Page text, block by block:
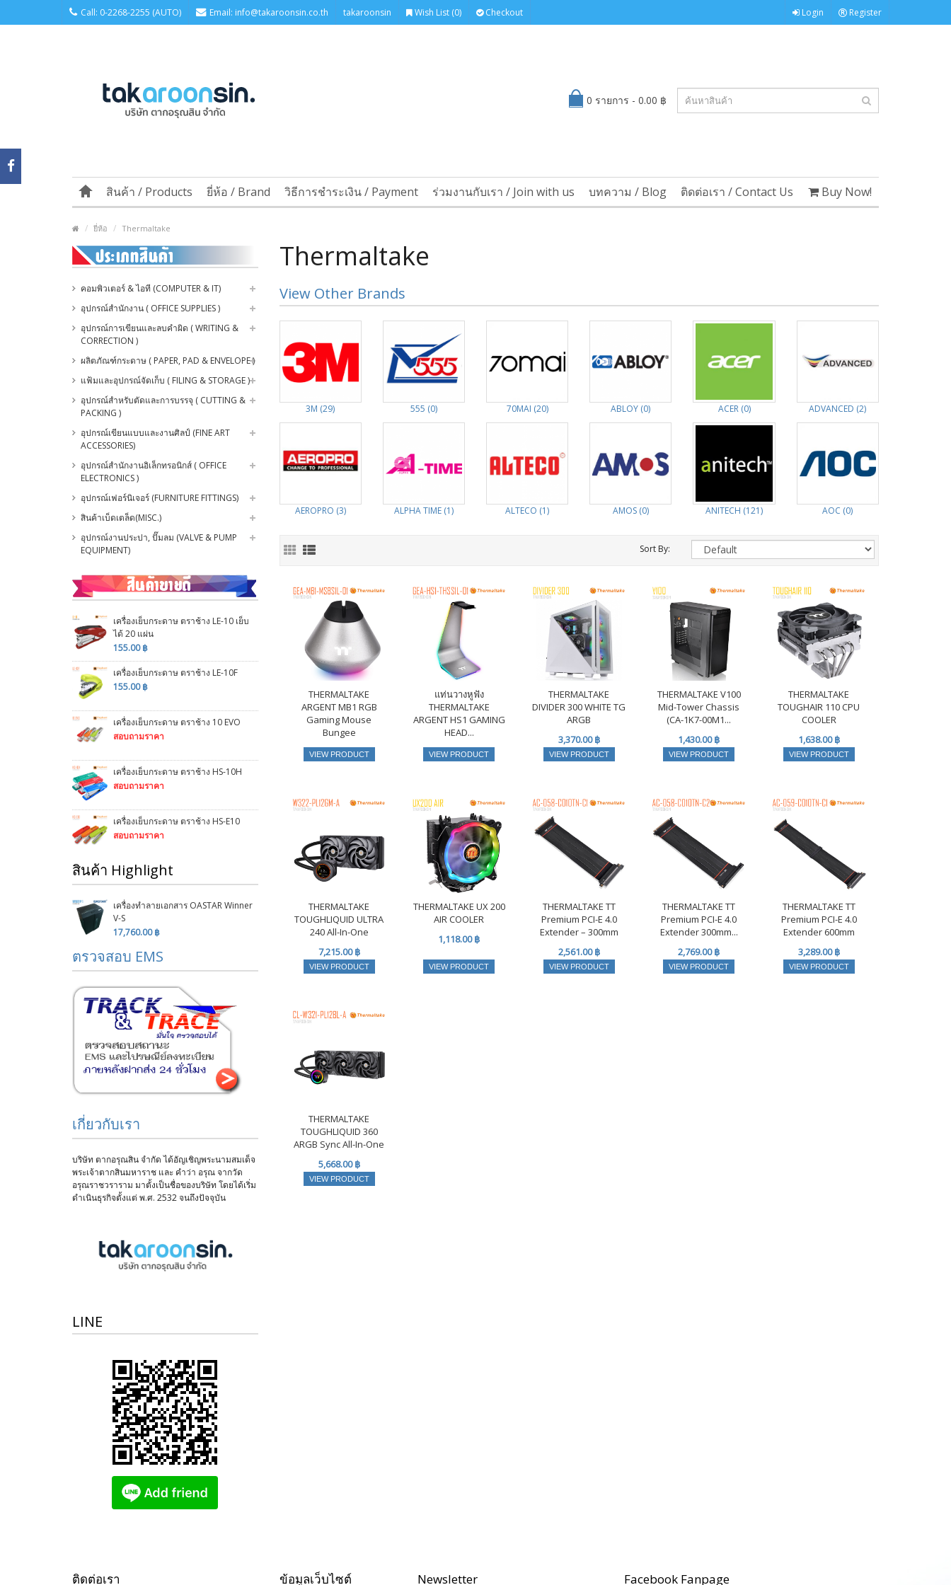
Call: 0-2268-2255 (AUTO) Email: info@takaroonsin.co.th takaroonsin Wish List (0) Checkout Login Register
0 รายการ - 0.00 ฿
สินค้า / Products ยี่ห้อ / Brand วิธีการชำระเงิน / Payment ร่วมงานกับเรา / Join with us บทความ / Blog ติดต่อเรา / Contact Us Buy Now!
ยี่ห้อ Thermaltake
คอมพิวเตอร์ & ไอที (COMPUTER & IT)
อุปกรณ์สำนักงาน ( OFFICE SUPPLIES )
อุปกรณ์การเขียนและลบคำผิด ( WRITING &
CORRECTION )
ผลิตภัณฑ์กระดาษ ( PAPER, PAD & ENVELOPE )
แฟ้มและอุปกรณ์จัดเก็บ ( FILING & STORAGE )
อุปกรณ์สำหรับตัดและการบรรจุ ( CUTTING &
PACKING )
อุปกรณ์เขียนแบบและงานศิลป์ (FINE ART
ACCESSORIES)
อุปกรณ์สำนักงานอิเล็กทรอนิกส์ ( OFFICE
ELECTRONICS )
อุปกรณ์เฟอร์นิเจอร์ (FURNITURE FITTINGS)
สินค้าเบ็ดเตล็ด(MISC.)
อุปกรณ์งานประปา, ปั๊มลม (VALVE & PUMP
EQUIPMENT)
เครื่องเย็บกระดาษ ตราช้าง LE-10 เย็บ
ได้ 20 แผ่น
155.00 ฿
เครื่องเย็บกระดาษ ตราช้าง LE-10F
155.00 ฿
เครื่องเย็บกระดาษ ตราช้าง 10 EVO
สอบถามราคา
เครื่องเย็บกระดาษ ตราช้าง HS-10H
สอบถามราคา
เครื่องเย็บกระดาษ ตราช้าง HS-E10
สอบถามราคา
สินค้า Highlight
เครื่องทำลายเอกสาร OASTAR Winner
V-S
17,760.00 ฿
ตรวจสอบ EMS
เกี่ยวกับเรา
บริษัท ตากอรุณสิน จำกัด ได้อัญเชิญพระนามสมเด็จ
พระเจ้าตากสินมหาราช และ คำว่า อรุณ จากวัด
อรุณราชวราราม มาตั้งเป็นชื่อของบริษัท โดยได้เริ่ม
ดำเนินธุรกิจตั้งแต่ พ.ศ. 2532 จนถึงปัจจุบัน
LINE
Thermaltake
View Other Brands
3M (29) 555 (0) 70MAI (20) ABLOY (0) ACER (0) ADVANCED (2)
AEROPRO (3) ALPHA TIME (1) ALTECO (1) AMOS (0) ANITECH (121) AOC (0)
Sort By:
THERMALTAKE
ARGENT MB1 RGB
Gaming Mouse
Bungee
1,222.00 ฿
VIEW PRODUCT
แท่นวางหูฟัง
THERMALTAKE
ARGENT HS1 GAMING
HEAD...
3,080.00 ฿
VIEW PRODUCT
THERMALTAKE
DIVIDER 300 WHITE TG
ARGB
3,370.00 ฿
VIEW PRODUCT
THERMALTAKE V100
Mid-Tower Chassis
(CA-1K7-00M1...
1,430.00 ฿
VIEW PRODUCT
THERMALTAKE
TOUGHAIR 110 CPU
COOLER
1,638.00 ฿
VIEW PRODUCT
THERMALTAKE
TOUGHLIQUID ULTRA
240 All-In-One
7,215.00 ฿
VIEW PRODUCT
THERMALTAKE UX 200
AIR COOLER
1,118.00 ฿
VIEW PRODUCT
THERMALTAKE TT
Premium PCI-E 4.0
Extender – 300mm
2,561.00 ฿
VIEW PRODUCT
THERMALTAKE TT
Premium PCI-E 4.0
Extender 300mm...
2,769.00 ฿
VIEW PRODUCT
THERMALTAKE TT
Premium PCI-E 4.0
Extender 600mm
3,289.00 ฿
VIEW PRODUCT
THERMALTAKE
TOUGHLIQUID 360
ARGB Sync All-In-One
5,668.00 ฿
VIEW PRODUCT
ติดต่อเรา ข้อมูลเว็บไซต์ Newsletter Facebook Fanpage